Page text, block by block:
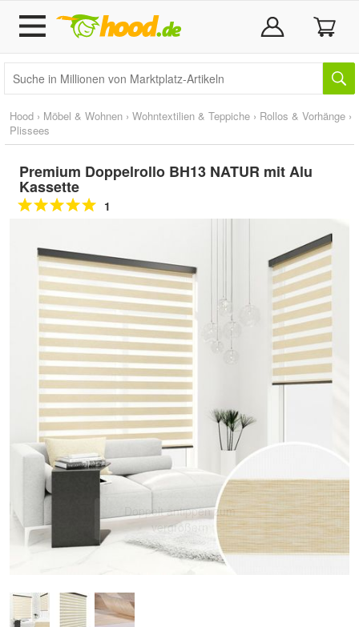
Hood › Möbel & Wohnen › Wohntextilien & Teppiche › Rollos & Vorhänge ›
Plissees
Premium Doppelrollo BH13 NATUR mit Alu
Kassette
1
Doppelt antippen zum
vergrößern